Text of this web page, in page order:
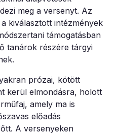
meg a versenyt. Az
kiválasztott intézmények
támogatásban
tanárok részére tárgyi
prózai, kötött
kerül elmondásra, holott
amely ma is
előadás
A versenyeken